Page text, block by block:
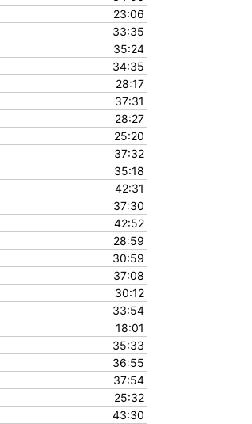
increase
or
decrease
volume.
23:06
33:35
35:24
34:35
28:17
37:31
28:27
25:20
37:32
35:18
42:31
37:30
42:52
28:59
30:59
37:08
30:12
33:54
18:01
35:33
36:55
37:54
25:32
43:30